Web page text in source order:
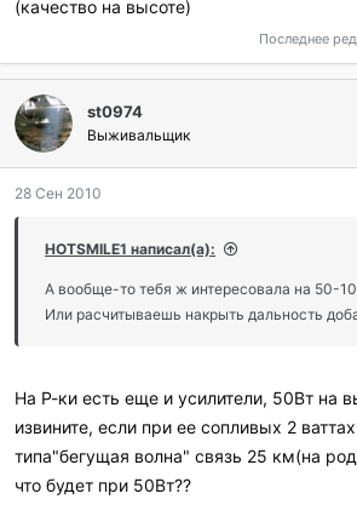
(качество на высоте)
Последнее
st0974
Выживальщик
28 Сен 2010
HOTSMILE1 написал(а):
А вообще-то тебя ж интересовала на 50-
Или расчитываешь накрыть дальность
На Р-ки есть еще и усилители, 50Вт на
извините, если при ее сопливых 2
типа"бегущая волна" связь 25 км(на
что будет при 50Вт??